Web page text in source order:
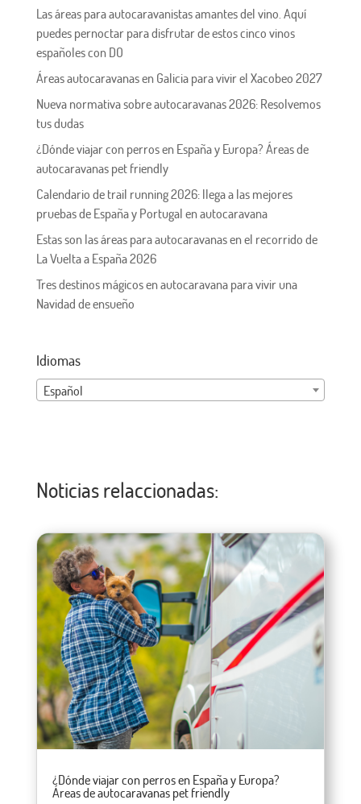
Las áreas para autocaravanistas amantes del vino. Aquí
puedes pernoctar para disfrutar de estos cinco vinos
españoles con DO
Áreas autocaravanas en Galicia para vivir el Xacobeo 2027
Nueva normativa sobre autocaravanas 2026: Resolvemos
tus dudas
¿Dónde viajar con perros en España y Europa? Áreas de
autocaravanas pet friendly
Calendario de trail running 2026: llega a las mejores
pruebas de España y Portugal en autocaravana
Estas son las áreas para autocaravanas en el recorrido de
La Vuelta a España 2026
Tres destinos mágicos en autocaravana para vivir una
Navidad de ensueño
Idiomas
Español
Noticias relaccionadas:
¿Dónde viajar con perros en España y Europa?
Áreas de autocaravanas pet friendly